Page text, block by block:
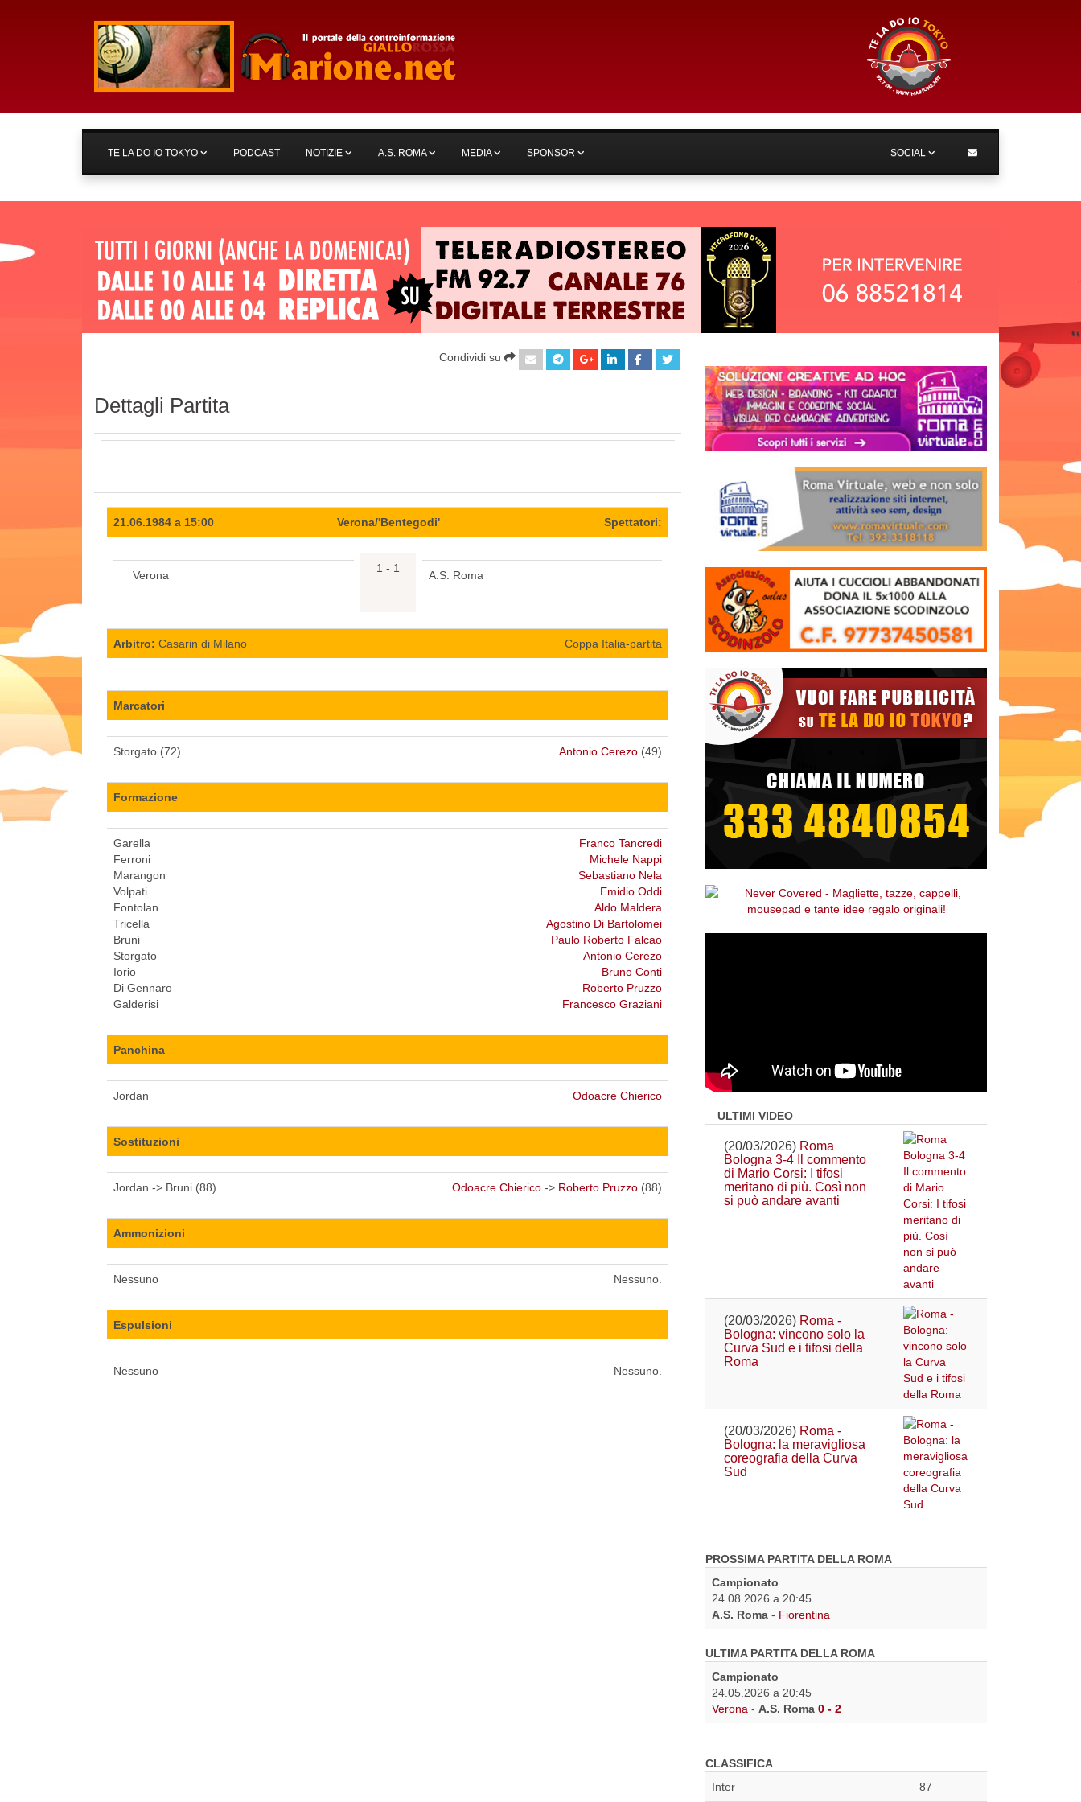
TE LA DO IO TOKYO PODCAST NOTIZIE A.S. ROMA MEDIA SPONSOR SOCIAL
Condividi su
Dettagli Partita
21.06.1984 a 15:00 Verona/'Bentegodi' Spettatori:
Verona
1 - 1
A.S. Roma
Arbitro: Casarin di Milano Coppa Italia-partita
Marcatori
Storgato (72) Antonio Cerezo (49)
Formazione
Garella
Ferroni
Marangon
Volpati
Fontolan
Tricella
Bruni
Storgato
Iorio
Di Gennaro
Galderisi
Franco Tancredi
Michele Nappi
Sebastiano Nela
Emidio Oddi
Aldo Maldera
Agostino Di Bartolomei
Paulo Roberto Falcao
Antonio Cerezo
Bruno Conti
Roberto Pruzzo
Francesco Graziani
Panchina
Jordan Odoacre Chierico
Sostituzioni
Jordan -> Bruni (88) Odoacre Chierico -> Roberto Pruzzo (88)
Ammonizioni
Nessuno Nessuno.
Espulsioni
Nessuno Nessuno.
ULTIMI VIDEO
(20/03/2026) Roma
Bologna 3-4 Il commento
di Mario Corsi: I tifosi
meritano di più. Così non
si può andare avanti
(20/03/2026) Roma -
Bologna: vincono solo la
Curva Sud e i tifosi della
Roma
(20/03/2026) Roma -
Bologna: la meravigliosa
coreografia della Curva
Sud
PROSSIMA PARTITA DELLA ROMA
Campionato
24.08.2026 a 20:45
A.S. Roma - Fiorentina
ULTIMA PARTITA DELLA ROMA
Campionato
24.05.2026 a 20:45
Verona - A.S. Roma 0 - 2
CLASSIFICA
Inter
87